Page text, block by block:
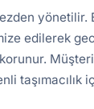
yönetilir.
edilerek
taşımacılık